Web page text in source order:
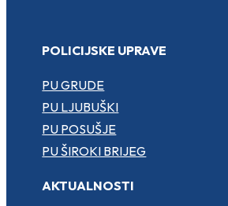
POLICIJSKE UPRAVE
PU GRUDE
PU LJUBUŠKI
PU POSUŠJE
PU ŠIROKI BRIJEG
AKTUALNOSTI